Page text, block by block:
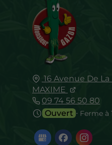
16 Avenue De
MAXIME
09 74 56 50 80
Ouvert ⋅ Ferme à